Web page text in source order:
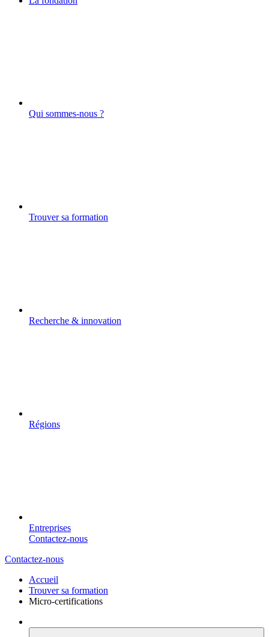
Qui sommes-nous ?
Trouver sa formation
Recherche & innovation
Régions
Entreprises
Contactez-nous
Contactez-nous
Accueil
Trouver sa formation
Micro-certifications